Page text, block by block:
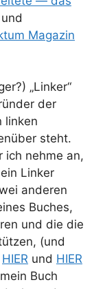
Magazin
„Linker“
der
linken
steht.
ich nehme an,
Linker
anderen
Buches,
und die die
(und
HIER und HIER
Buch